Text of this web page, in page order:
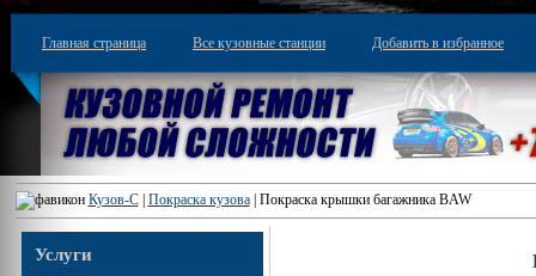
Главная страница Все кузовные станции Добавить в избранное
Кузов-С| Покраска кузова| Покраска крышки багажника BAW
Услуги